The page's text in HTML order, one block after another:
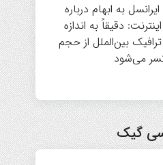
به ابهام درباره
دقیقاً به اندازه
بین‌الملل از حجم
می‌شود
گیک